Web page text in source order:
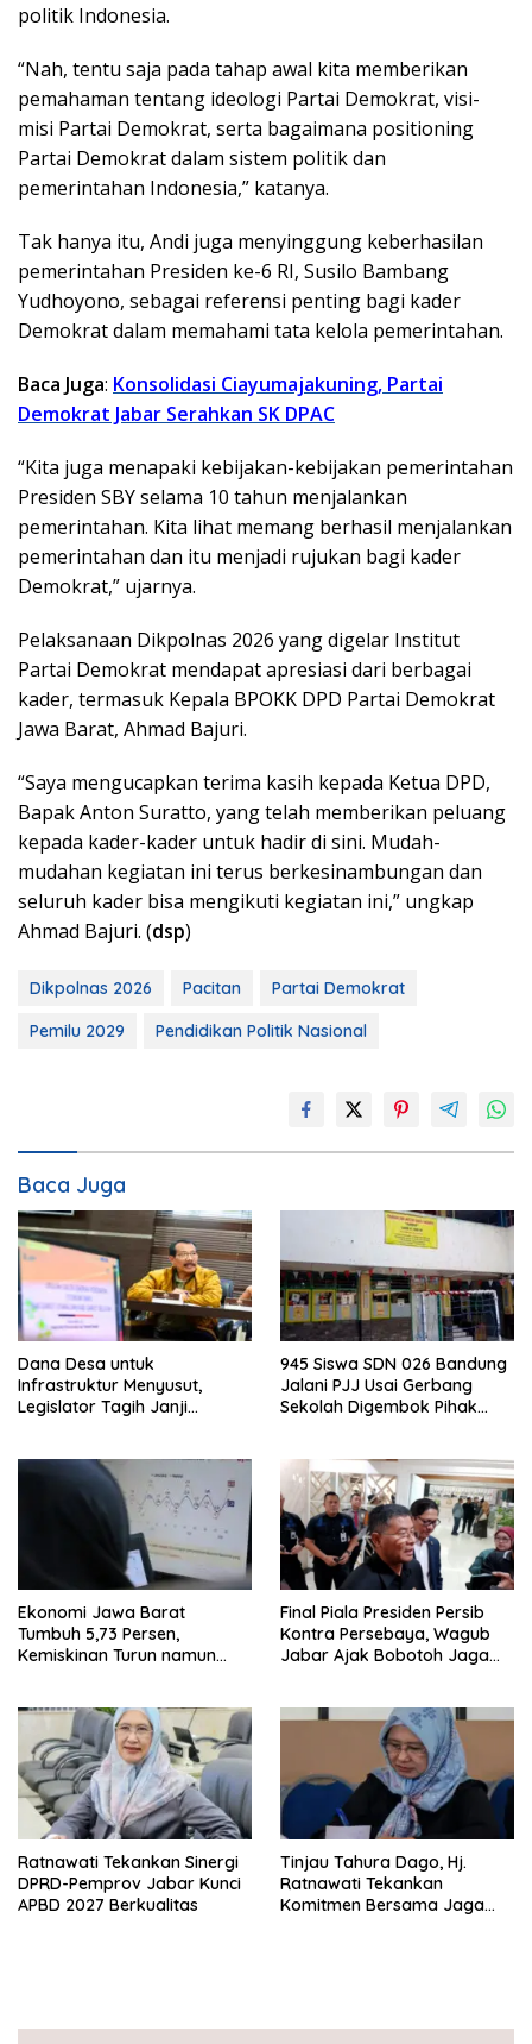
politik Indonesia.
“Nah, tentu saja pada tahap awal kita memberikan
pemahaman tentang ideologi Partai Demokrat, visi-
misi Partai Demokrat, serta bagaimana positioning
Partai Demokrat dalam sistem politik dan
pemerintahan Indonesia,” katanya.
Tak hanya itu, Andi juga menyinggung keberhasilan
pemerintahan Presiden ke-6 RI, Susilo Bambang
Yudhoyono, sebagai referensi penting bagi kader
Demokrat dalam memahami tata kelola pemerintahan.
Baca Juga: Konsolidasi Ciayumajakuning, Partai
Demokrat Jabar Serahkan SK DPAC
“Kita juga menapaki kebijakan-kebijakan pemerintahan
Presiden SBY selama 10 tahun menjalankan
pemerintahan. Kita lihat memang berhasil menjalankan
pemerintahan dan itu menjadi rujukan bagi kader
Demokrat,” ujarnya.
Pelaksanaan Dikpolnas 2026 yang digelar Institut
Partai Demokrat mendapat apresiasi dari berbagai
kader, termasuk Kepala BPOKK DPD Partai Demokrat
Jawa Barat, Ahmad Bajuri.
“Saya mengucapkan terima kasih kepada Ketua DPD,
Bapak Anton Suratto, yang telah memberikan peluang
kepada kader-kader untuk hadir di sini. Mudah-
mudahan kegiatan ini terus berkesinambungan dan
seluruh kader bisa mengikuti kegiatan ini,” ungkap
Ahmad Bajuri. (dsp)
Dikpolnas 2026 Pacitan
Partai Demokrat
Pemilu 2029
Pendidikan Politik Nasional
Baca Juga
Dana Desa untuk
Infrastruktur Menyusut,
Legislator Tagih Janji
945 Siswa SDN 026 Bandung
Jalani PJJ Usai Gerbang
Sekolah Digembok Pihak
Ekonomi Jawa Barat
Tumbuh 5,73 Persen,
Kemiskinan Turun namun
Final Piala Presiden Persib
Kontra Persebaya, Wagub
Jabar Ajak Bobotoh Jaga
Ratnawati Tekankan Sinergi
DPRD-Pemprov Jabar Kunci
APBD 2027 Berkualitas
Tinjau Tahura Dago, Hj.
Ratnawati Tekankan
Komitmen Bersama Jaga